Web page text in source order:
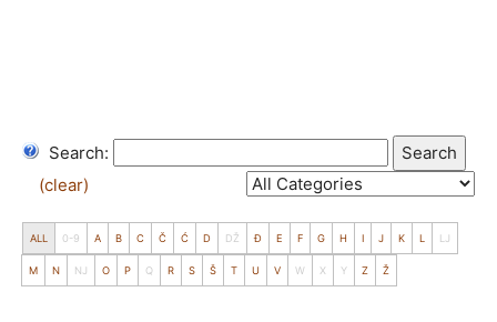
Search:
Search
(clear)
ALL 0-9 A B C Č Ć D DŽ Đ E F G H I J K L LJ
M N NJ O P Q R S Š T U V W X Y Z Ž